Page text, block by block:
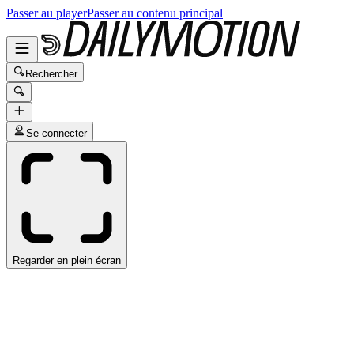
Passer au playerPasser au contenu principal
Rechercher
Se connecter
Regarder en plein écran